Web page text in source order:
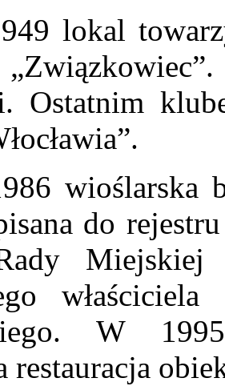
lokal
„Związkowiec
Ostatnim
”.
wioślarska
do
Miejskiej
właściciela
W
restauracja